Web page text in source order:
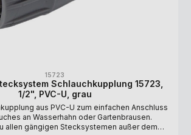
15723
Schlauchkupplung 15723,
1/2", PVC-U, grau
aus PVC-U zum einfachen Anschluss
an Wasserhahn oder Gartenbrausen.
allen gängigen Stecksystemen außer dem